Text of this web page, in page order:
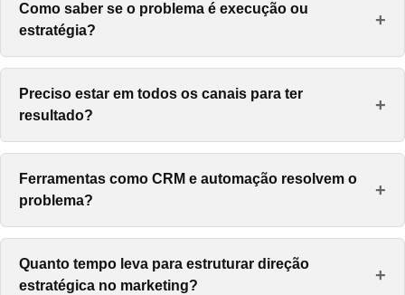
Como saber se o problema é execução ou
estratégia?
+
Preciso estar em todos os canais para ter
resultado?
+
Ferramentas como CRM e automação resolvem o
problema?
+
Quanto tempo leva para estruturar direção
estratégica no marketing?
+